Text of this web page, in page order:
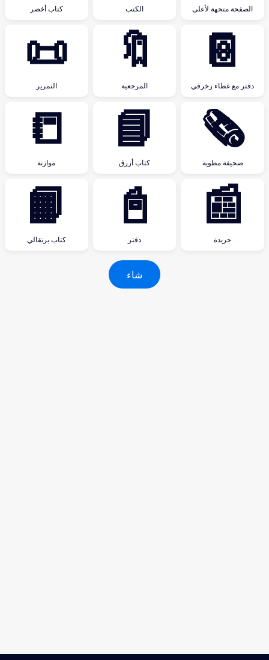
الصفحة متجهة لأعلى الكتب كتاب أخضر
📔
دفتر مع غطاء زخرفي
🔖
المرجعية
📜
التمرير
🗞
صحيفة مطوية
📘
كتاب أزرق
📒
موازنة
📰
جريدة
📓
دفتر
📙
كتاب برتقالي
شاء